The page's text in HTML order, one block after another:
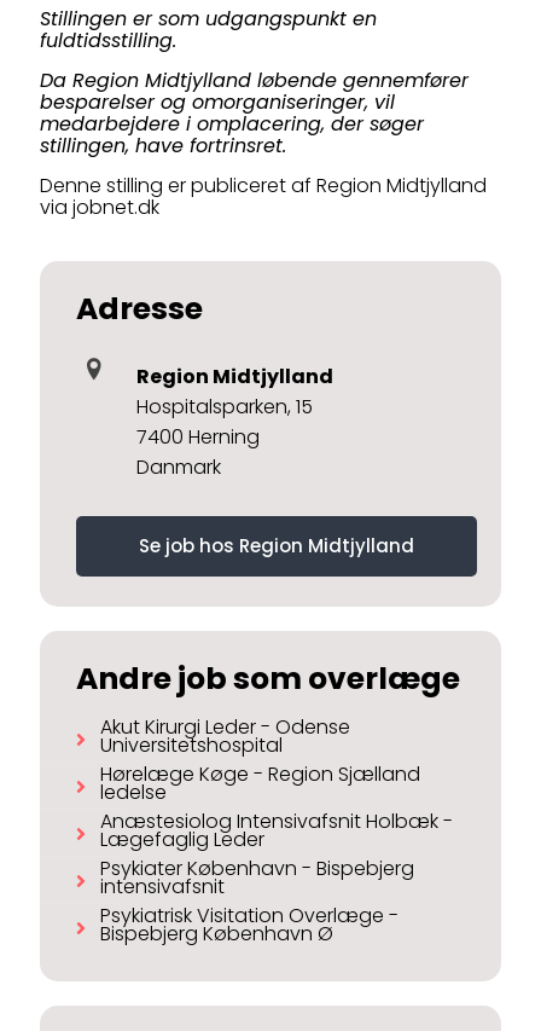
Stillingen er som udgangspunkt en
fuldtidsstilling.
Da Region Midtjylland løbende gennemfører
besparelser og omorganiseringer, vil
medarbejdere i omplacering, der søger
stillingen, have fortrinsret.
Denne stilling er publiceret af Region Midtjylland
via jobnet.dk
Adresse
Region Midtjylland
Hospitalsparken, 15
7400 Herning
Danmark
Se job hos Region Midtjylland
Andre job som overlæge
Akut Kirurgi Leder - Odense
Universitetshospital
Hørelæge Køge - Region Sjælland
ledelse
Anæstesiolog Intensivafsnit Holbæk -
Lægefaglig Leder
Psykiater København - Bispebjerg
intensivafsnit
Psykiatrisk Visitation Overlæge -
Bispebjerg København Ø